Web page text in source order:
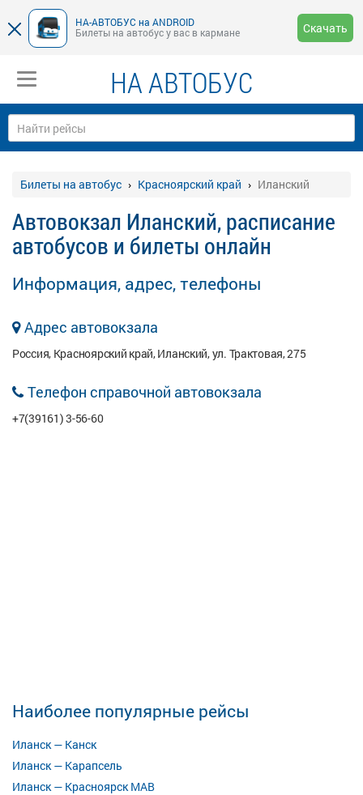
НА-АВТОБУС на ANDROID
Билеты на автобус у вас в кармане
Скачать
НА АВТОБУС
Билеты на автобус Красноярский край Иланский
Автовокзал Иланский, расписание
автобусов и билеты онлайн
Информация, адрес, телефоны
Адрес автовокзала
Россия, Красноярский край, Иланский, ул. Трактовая, 275
Телефон справочной автовокзала
+7(39161) 3-56-60
Наиболее популярные рейсы
Иланск — Канск
Иланск — Карапсель
Иланск — Красноярск МАВ